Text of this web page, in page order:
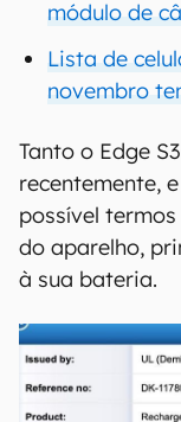
módulo de
Lista de
novembro
Tanto o Edge
recentemente,
possível
do aparelho,
à sua bateria.